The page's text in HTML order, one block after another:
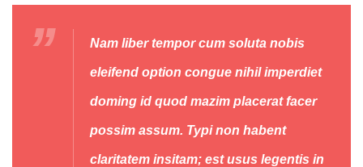
Nam liber tempor cum soluta nobis
eleifend option congue nihil imperdiet
doming id quod mazim placerat facer
possim assum. Typi non habent
claritatem insitam; est usus legentis in